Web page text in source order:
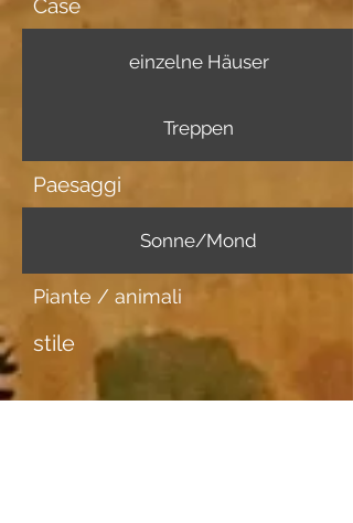
Case
einzelne Häuser
Treppen
Paesaggi
Sonne/Mond
Piante / animali
stile